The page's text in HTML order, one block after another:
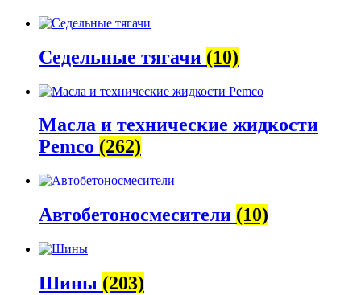
Седельные тягачи (10)
Масла и технические жидкости
Pemco (262)
Автобетоно­смесители (10)
Шины (203)